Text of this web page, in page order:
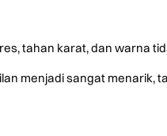
tahan karat, dan warna
menjadi sangat menarik,